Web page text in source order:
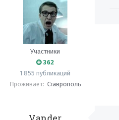
Участники
362
1 855 публикаций
Проживает: Ставрополь